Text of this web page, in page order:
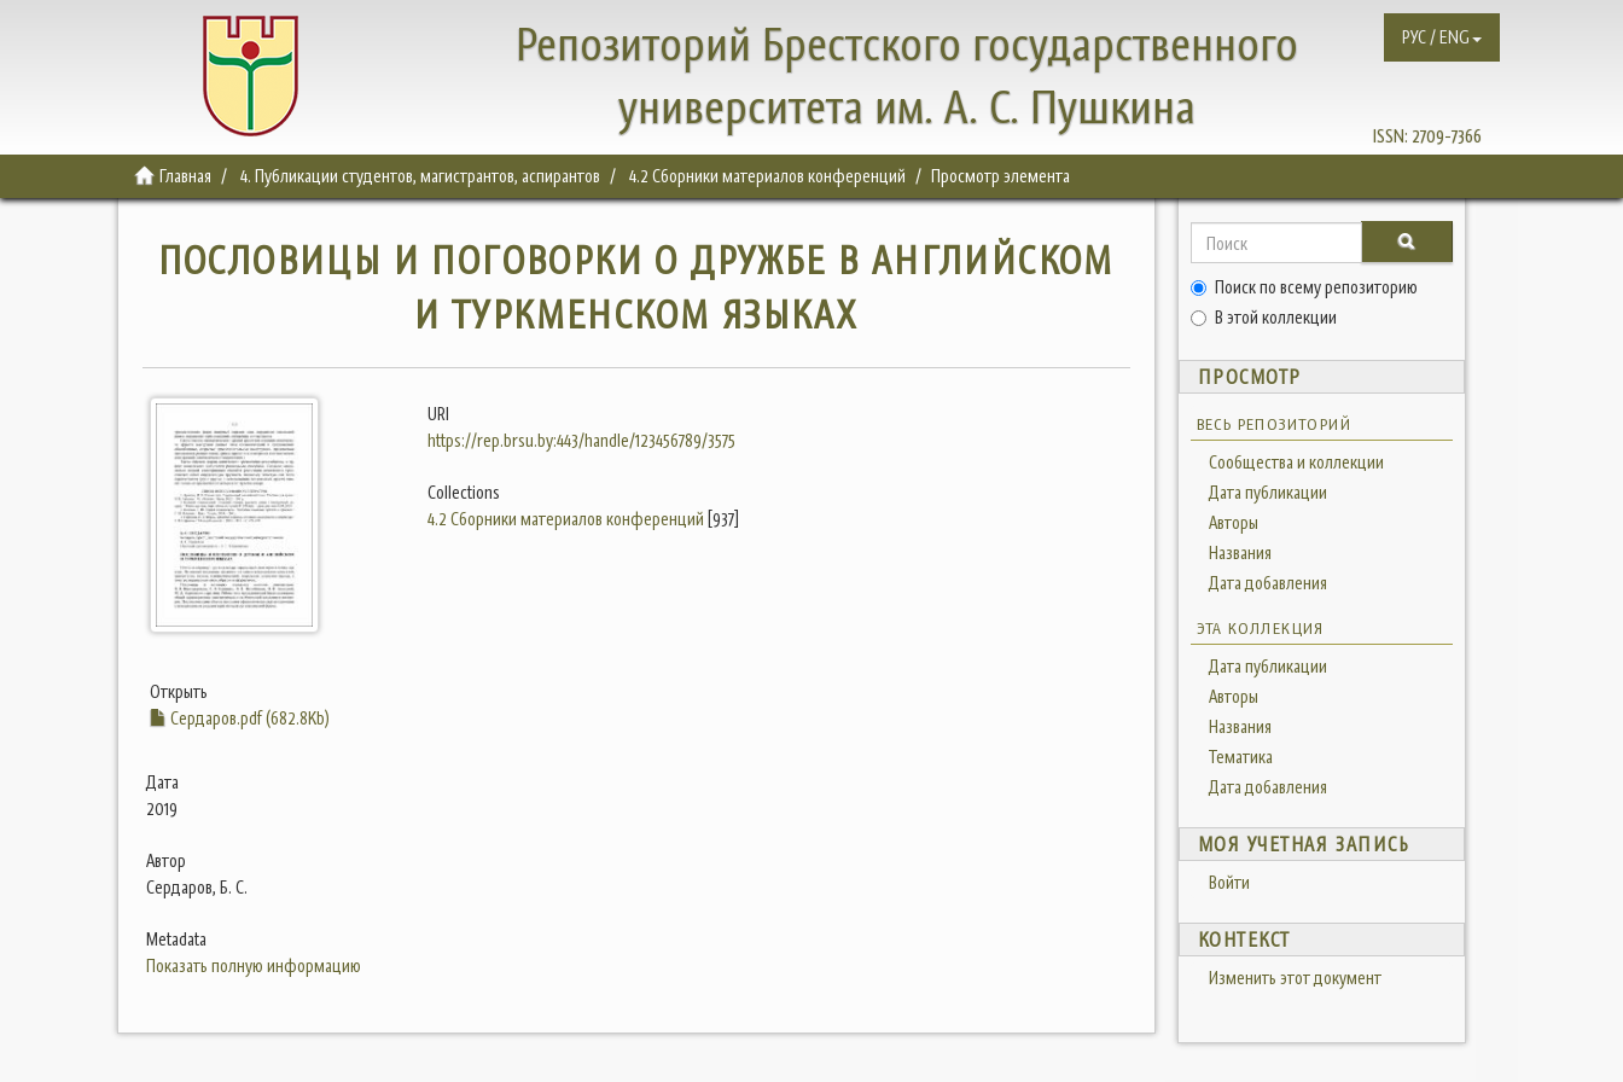
Репозиторий Брестского государственного
университета им. А. С. Пушкина
ISSN: 2709-7366
РУС / ENG
Главная 4. Публикации студентов, магистрантов, аспирантов 4.2 Сборники материалов конференций Просмотр элемента
ПОСЛОВИЦЫ И ПОГОВОРКИ О ДРУЖБЕ В АНГЛИЙСКОМ
И ТУРКМЕНСКОМ ЯЗЫКАХ
Открыть
Сердаров.pdf (682.8Kb)
Дата
2019
Автор
Сердаров, Б. С.
Metadata
Показать полную информацию
URI
https://rep.brsu.by:443/handle/123456789/3575
Collections
4.2 Сборники материалов конференций [937]
Поиск по всему репозиторию
В этой коллекции
ПРОСМОТР
ВЕСЬ РЕПОЗИТОРИЙ
Сообщества и коллекции
Дата публикации
Авторы
Названия
Дата добавления
ЭТА КОЛЛЕКЦИЯ
Дата публикации
Авторы
Названия
Тематика
Дата добавления
МОЯ УЧЕТНАЯ ЗАПИСЬ
Войти
КОНТЕКСТ
Изменить этот документ